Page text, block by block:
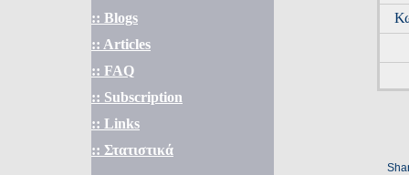
:: Blogs
:: Articles
:: FAQ
:: Subscription
:: Links
:: Στατιστικά